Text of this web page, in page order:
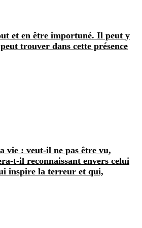
et en être importuné. Il peut y
trouver dans cette présence
vie : veut‑il ne pas être vu,
reconnaissant envers celui
inspire la terreur et qui,